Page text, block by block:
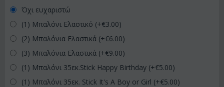
Όχι ευχαριστώ
(1) Μπαλόνι Ελαστικό (+€3.00)
(2) Μπαλόνια Ελαστικά (+€6.00)
(3) Μπαλόνια Ελαστικά (+€9.00)
(1) Μπαλόνι 35εκ.Stick Happy Birthday (+€5.00)
(1) Μπαλόνι 35εκ. Stick It's A Boy or Girl (+€5.00)